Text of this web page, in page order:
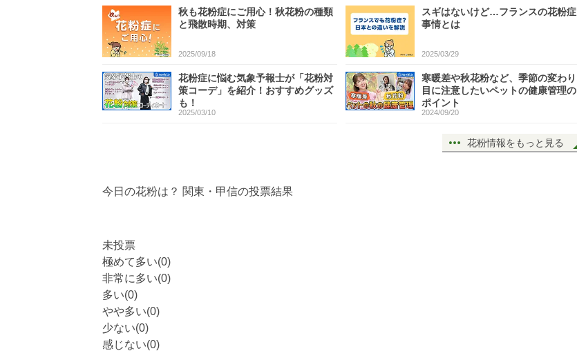
秋も花粉症にご用心！秋花粉の種類
と飛散時期、対策
2025/09/18
スギはないけど…フランスの花粉症
事情とは
2025/03/29
花粉症に悩む気象予報士が「花粉対
策コーデ」を紹介！おすすめグッズ
も！
2025/03/10
寒暖差や秋花粉など、季節の変わり
目に注意したいペットの健康管理の
ポイント
2024/09/20
花粉情報をもっと見る
今日の花粉は？ 関東・甲信の投票結果
未投票
極めて多い(0)
非常に多い(0)
多い(0)
やや多い(0)
少ない(0)
感じない(0)